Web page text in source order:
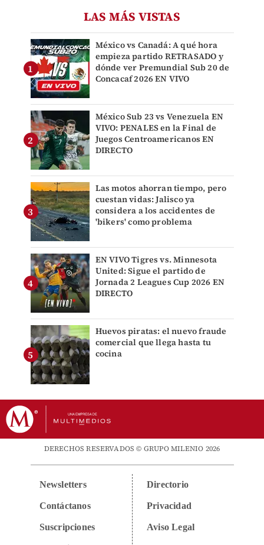
LAS MÁS VISTAS
México vs Canadá: A qué hora
empieza partido RETRASADO y
dónde ver Premundial Sub 20 de
Concacaf 2026 EN VIVO
México Sub 23 vs Venezuela EN
VIVO: PENALES en la Final de
Juegos Centroamericanos EN
DIRECTO
Las motos ahorran tiempo, pero
cuestan vidas: Jalisco ya
considera a los accidentes de
'bikers' como problema
EN VIVO Tigres vs. Minnesota
United: Sigue el partido de
Jornada 2 Leagues Cup 2026 EN
DIRECTO
Huevos piratas: el nuevo fraude
comercial que llega hasta tu
cocina
DERECHOS RESERVADOS © GRUPO MILENIO 2026
Newsletters
Contáctanos
Suscripciones
Directorio
Privacidad
Aviso Legal